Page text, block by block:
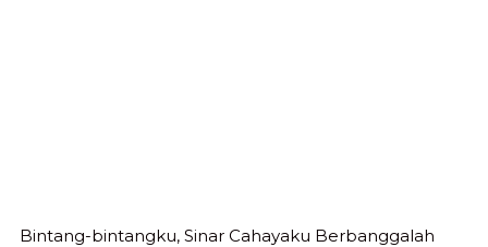
Bintang-bintangku, Sinar Cahayaku Berbanggalah